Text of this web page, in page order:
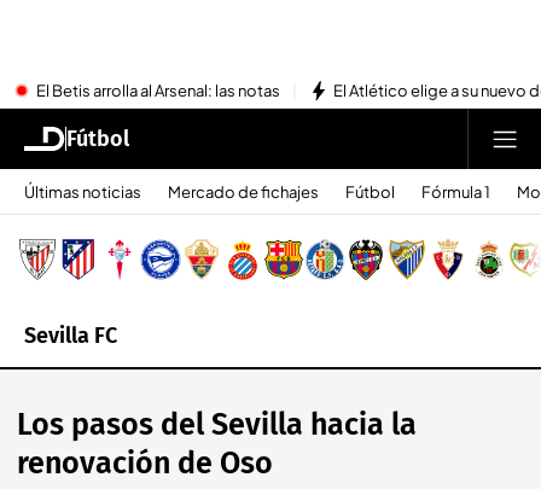
El Betis arrolla al Arsenal: las notas El Atlético elige a su nuevo
Fútbol
Últimas noticias Mercado de fichajes Fútbol Fórmula 1
Sevilla FC
Los pasos del Sevilla hacia la
renovación de Oso